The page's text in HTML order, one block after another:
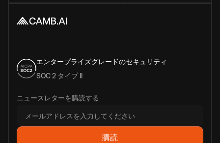
エンタープライズグレードのセキュリティ
SOC 2 タイプ II
ニュースレターを購読する